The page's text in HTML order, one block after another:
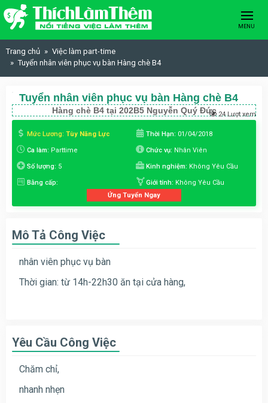
Skip to content
MENU
Trang chủ
Việc làm part-time
Tuyển nhân viên phục vụ bàn Hàng chè B4
Tuyển nhân viên phục vụ bàn Hàng chè B4
Hàng chè B4 tại 202B5 Nguyễn Quý Đức 24 Lượt xem
Mức Lương: Tùy Năng Lực Thời Hạn: 01/04/2018
Ca làm: Parttime Chức vụ: Nhân Viên
Số lượng: 5 Kinh nghiệm: Không Yêu Cầu
Bằng cấp: Giới tính: Không Yêu Cầu
Ứng Tuyển Ngay
Mô Tả Công Việc
nhân viên phục vụ bàn
Thời gian: từ 14h-22h30 ăn tại cửa hàng,
Yêu Cầu Công Việc
Chăm chỉ,
nhanh nhẹn